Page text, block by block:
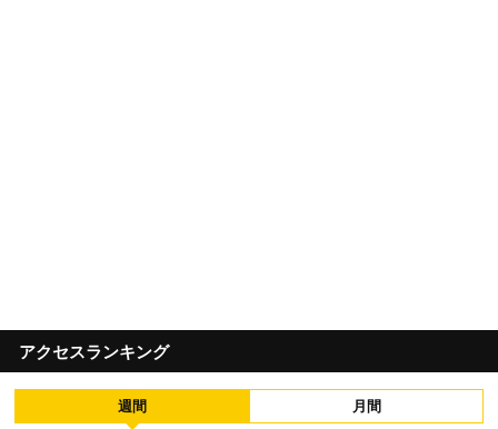
アクセスランキング
週間 月間